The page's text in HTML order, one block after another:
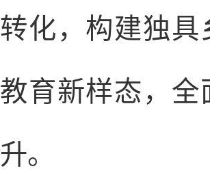
转化，构建独
教育新样态，
升。